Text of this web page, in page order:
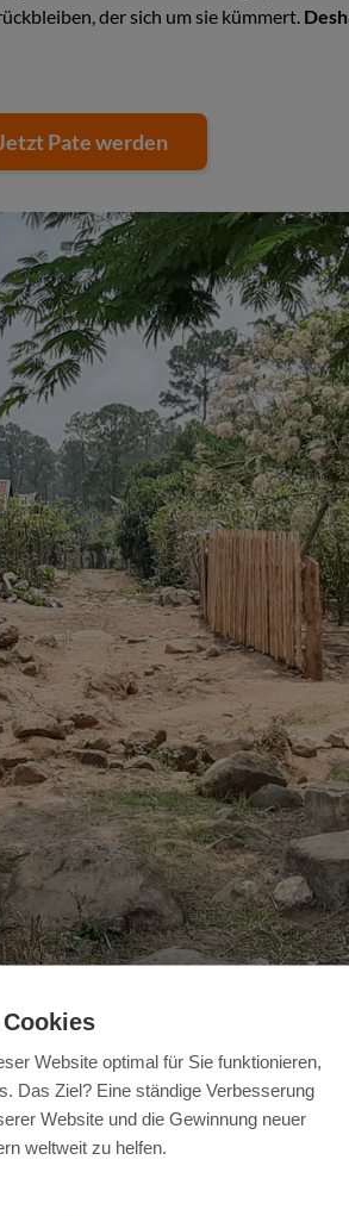
der sich um sie kümmert.
Pate werden
häufiger zum Einsatz als vor der
Liebe und Hoffnung. Sie vermitteln
Entwicklungsprojekte und für
Patenschaft wirklich der Anker für die
Website optimal für Sie funktionieren,
Das Ziel? Eine ständige Verbesserung
Website und die Gewinnung neuer
weltweit zu helfen.